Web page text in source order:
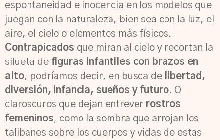
espontaneidad e inocencia en los modelos que
juegan con la naturaleza, bien sea con la luz, el
aire, el cielo o elementos más físicos.
Contrapicados que miran al cielo y recortan la
silueta de figuras infantiles con brazos en
alto, podríamos decir, en busca de libertad,
diversión, infancia, sueños y futuro. O
claroscuros que dejan entrever rostros
femeninos, como la sombra que arrojan los
talibanes sobre los cuerpos y vidas de estas